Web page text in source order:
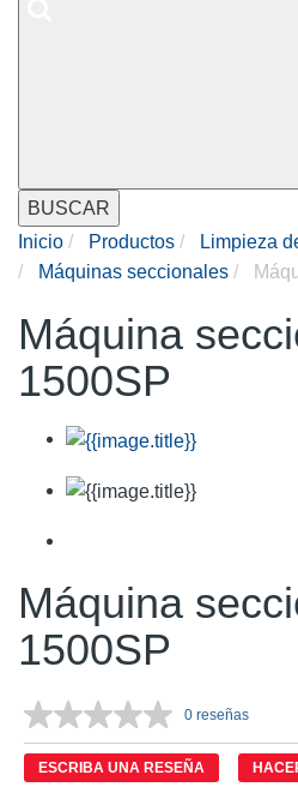
BUSCAR
Inicio
Productos
Limpieza
Máquinas seccionales
Máquina
1500SP
Máquina
1500SP
Sin
puntuación.
Enlace
en
0 reseñas
ESCRIBA UNA RESEÑA